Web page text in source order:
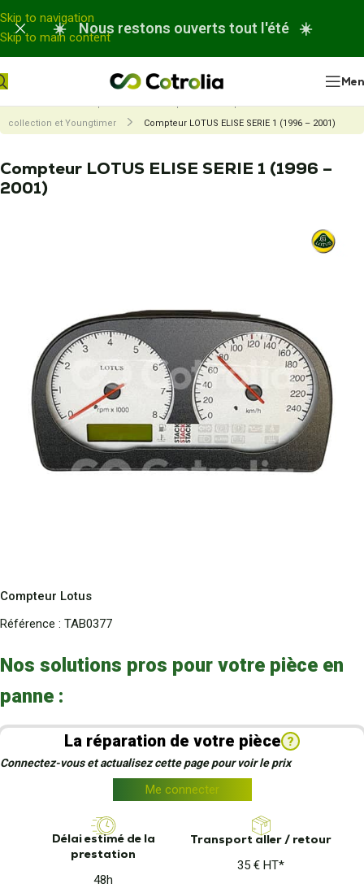
Panneau de gestion des cookies
Skip to navigation
Skip to main content
☀️ Nous restons ouverts tout l'été ☀️
Accueil Nos réparations
Réparation compteur de véhicule de
collection et Youngtimer
Compteur LOTUS ELISE SERIE 1 (1996 – 2001)
Compteur LOTUS ELISE SERIE 1 (1996 –
2001)
Compteur Lotus
Référence : TAB0377
Nos solutions pros pour votre pièce en
panne :
La réparation de votre pièce ?
Connectez-vous et actualisez cette page pour voir le prix
Me connecter
Délai estimé de la
prestation
48h
Transport aller / retour
35 € HT*